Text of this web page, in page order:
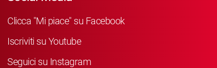
Clicca "Mi piace" su Facebook
Iscriviti su Youtube
Seguici su Instagram